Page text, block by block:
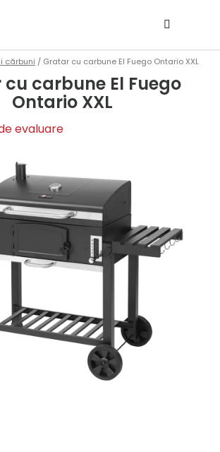
cărbuni / Gratar cu carbune El Fuego Ontario XXL
carbune El Fuego
Ontario XXL
evaluare